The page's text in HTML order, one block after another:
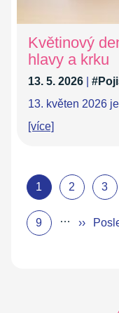
Květinový
hlavy a krku
13. 5. 2026
13. květen 2026
[více]
1 2 3
9 … ››